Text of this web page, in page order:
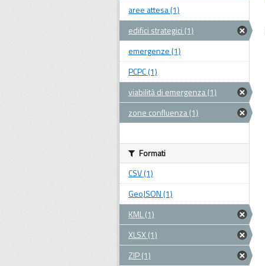
aree attesa (1)
edifici strategici (1)
emergenze (1)
PCPC (1)
viabilità di emergenza (1)
zone confluenza (1)
Formati
CSV (1)
GeoJSON (1)
KML (1)
XLSX (1)
ZIP (1)